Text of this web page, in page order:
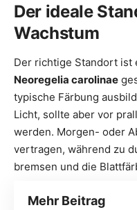
Der ideale
Wachstum
Der richtige Standort ist
Neoregelia carolinae
typische Färbung
Licht, sollte aber vor
werden. Morgen- oder
vertragen, während zu
bremsen und die
Mehr Beitrag